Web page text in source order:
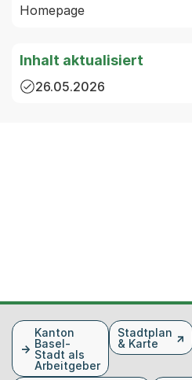
Homepage
Inhalt aktualisiert
26.05.2026
FusszeileKanton
Basel-
Stadt als
Arbeitgeber
Stadtplan
& Karte